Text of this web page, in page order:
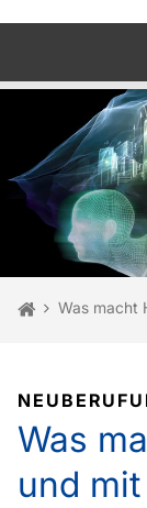
Zum Fuß der
Zur Startseite
Sie sind hier:
Startseite
Was macht
Was
und